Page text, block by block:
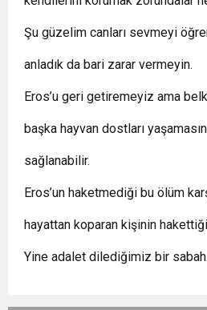
Şu güzelim canları sevmeyi
anladık da bari zarar vermeyin.
Eros’u geri getiremeyiz ama
başka hayvan dostları
sağlanabilir.
Eros’un haketmediği bu ölüm
hayattan koparan kişinin
Yine adalet dilediğimiz bir